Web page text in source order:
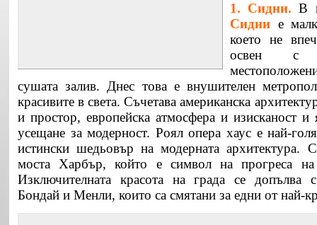
1. Сидни. В
Сидни е
което не
освен с
сушата залив. Днес това е внушителен
красивите в света. Съчетава американска
и простор, европейска атмосфера и изисканост и
усещане за модерност. Роял опера хаус е най-
истински шедьовър на модерната архитектура.
моста Харбър, който е символ на прогреса на
Изключителната красота на града се допълва
Бондай и Менли, които са смятани за едни от най-